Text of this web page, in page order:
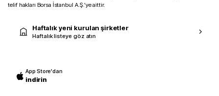
telif hakları Borsa İstanbul A.Ş.’ye aittir.
Haftalık yeni kurulan şirketler
Haftalık listeye göz atın
App Store'dan
indirin